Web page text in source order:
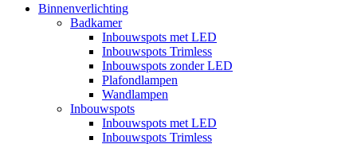
Binnenverlichting
Badkamer
Inbouwspots met LED
Inbouwspots Trimless
Inbouwspots zonder LED
Plafondlampen
Wandlampen
Inbouwspots
Inbouwspots met LED
Inbouwspots Trimless